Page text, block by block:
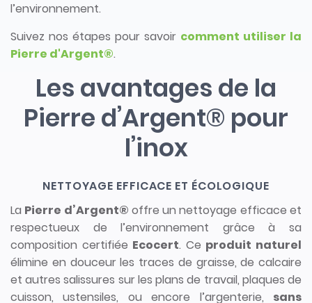
l’environnement.
Suivez nos étapes pour savoir comment utiliser la
Pierre d'Argent®.
Les avantages de la
Pierre d’Argent® pour
l’inox
NETTOYAGE EFFICACE ET ÉCOLOGIQUE
La Pierre d’Argent® offre un nettoyage efficace et
respectueux de l’environnement grâce à sa
composition certifiée Ecocert. Ce produit naturel
élimine en douceur les traces de graisse, de calcaire
et autres salissures sur les plans de travail, plaques de
cuisson, ustensiles, ou encore l’argenterie, sans